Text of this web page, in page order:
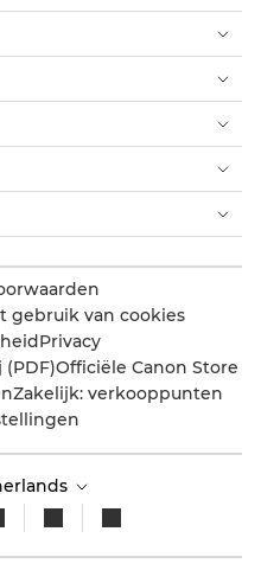
gebruik van cookies
Privacy
Officiële Canon Store
Zakelijk: verkooppunten